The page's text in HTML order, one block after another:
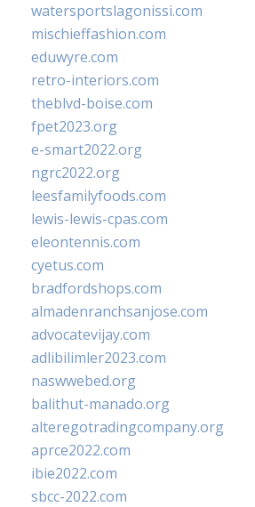
watersportslagonissi.com
mischieffashion.com
eduwyre.com
retro-interiors.com
theblvd-boise.com
fpet2023.org
e-smart2022.org
ngrc2022.org
leesfamilyfoods.com
lewis-lewis-cpas.com
eleontennis.com
cyetus.com
bradfordshops.com
almadenranchsanjose.com
advocatevijay.com
adlibilimler2023.com
naswwebed.org
balithut-manado.org
alteregotradingcompany.org
aprce2022.com
ibie2022.com
sbcc-2022.com